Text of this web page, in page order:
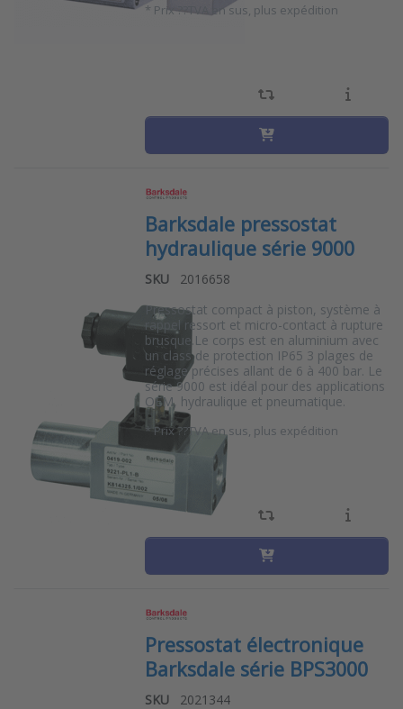
* Prix ??TVA en sus, plus expédition
Barksdale pressostat
hydraulique série 9000
SKU
2016658
Pressostat compact à piston, système à
rappel ressort et micro-contact à rupture
brusque.Le corps est en aluminium avec
un class de protection IP65 3 plages de
réglage précises allant de 6 à 400 bar. Le
série 9000 est idéal pour des applications
OEM, hydraulique et pneumatique.
*Prix ??TVA en sus, plus expédition
Pressostat électronique
Barksdale série BPS3000
SKU
2021344